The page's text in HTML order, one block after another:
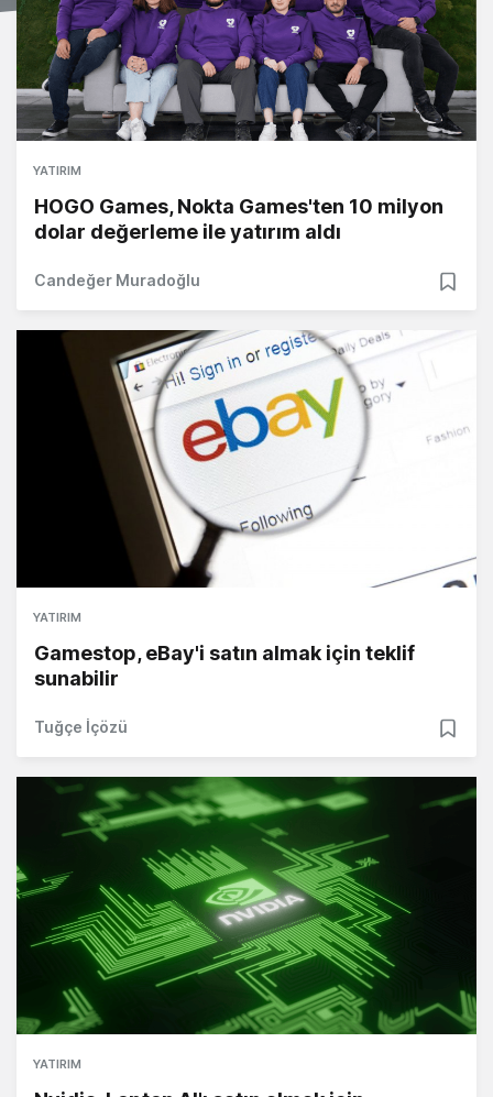
YATIRIM
HOGO Games, Nokta Games'ten 10 milyon
dolar değerleme ile yatırım aldı
Candeğer Muradoğlu
YATIRIM
Gamestop, eBay'i satın almak için teklif
sunabilir
Tuğçe İçözü
YATIRIM